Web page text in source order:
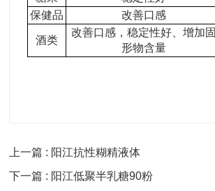
保健品
改善口感
酒类
改善口感，稳定性好、增加固
形物含量
上一篇 : 阳江抗性糊精液体
下一篇 : 阳江低聚半乳糖90粉